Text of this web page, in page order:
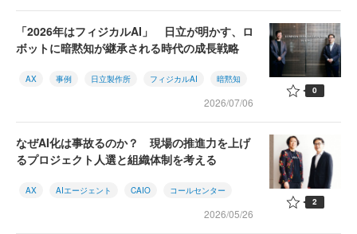
「2026年はフィジカルAI」 日立が明かす、ロ
ボットに暗黙知が継承される時代の成長戦略
AX 事例 日立製作所 フィジカルAI 暗黙知
2026/07/06
0
なぜAI化は事故るのか？ 現場の推進力を上げ
るプロジェクト人選と組織体制を考える
AX AIエージェント CAIO コールセンター
2026/05/26
2